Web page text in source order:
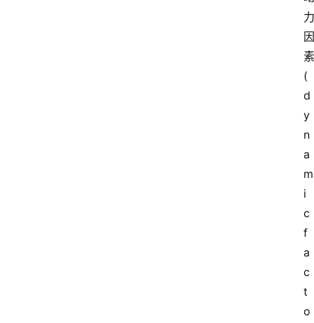
力
因
素
(
d
y
n
a
m
i
c
f
a
c
t
o